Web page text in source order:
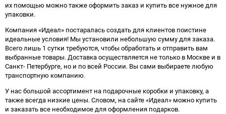
их помощью можно также оформить заказ и купить все нужное для
упаковки.
Компания «Идеал» постаралась создать для клиентов поистине
идеальные условия! Мы установили небольшую сумму для заказа.
Всего лишь 1 сутки требуются, чтобы обработать и отправить вам
выбранные товары. Доставка осуществляется не только в Москве и в
Санкт- Петербурге, но и по всей России. Вы сами выбираете любую
транспортную компанию.
У нас большой ассортимент на подарочные коробки и упаковку, а
также всегда низкие цены. Словом, на сайте «Идеал» можно купить
и заказать все необходимое для оформления подарков.